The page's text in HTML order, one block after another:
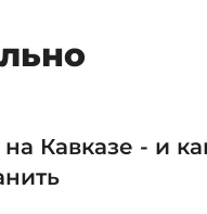
Кавказе - и